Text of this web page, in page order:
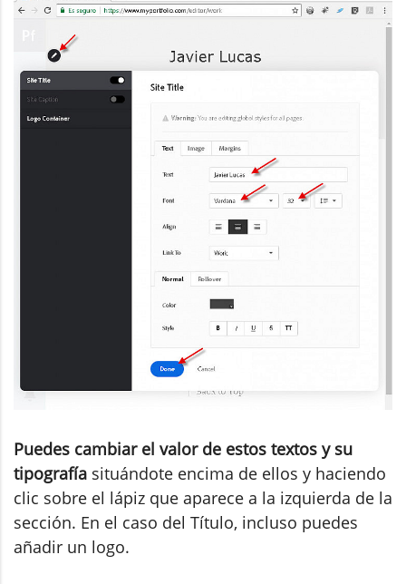
Puedes cambiar el valor de estos textos y su
tipografía situándote encima de ellos y haciendo
clic sobre el lápiz que aparece a la izquierda de la
sección. En el caso del Título, incluso puedes
añadir un logo.